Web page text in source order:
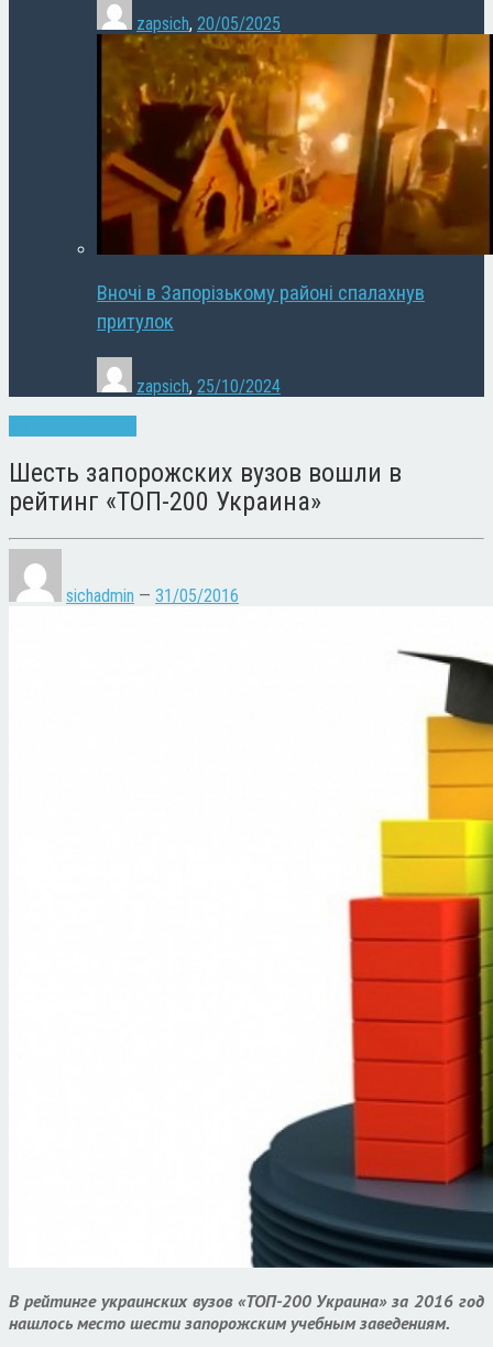
zapsich, 20/05/2025
Вночі в Запорізькому районі спалахнув
притулок
zapsich, 25/10/2024
Шесть запорожских вузов вошли в
рейтинг «ТОП-200 Украина»
sichadmin — 31/05/2016
В рейтинге украинских вузов «ТОП-200 Украина» за 2016 год
нашлось место шести запорожским учебным заведениям.